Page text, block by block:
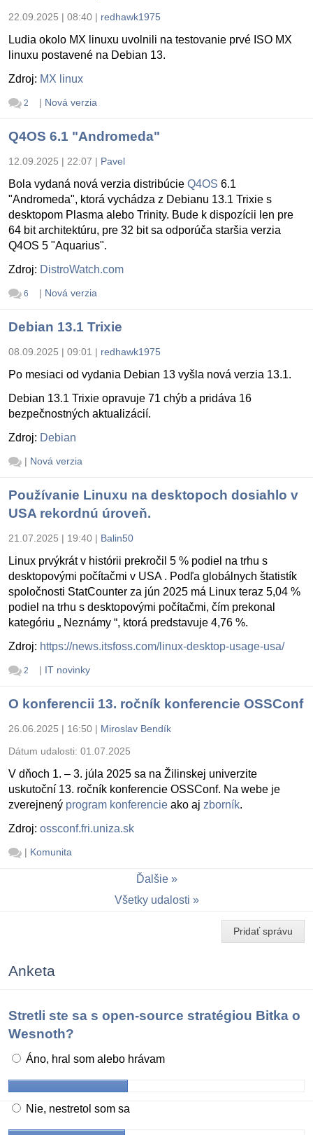
22.09.2025 | 08:40 | redhawk1975
Ludia okolo MX linuxu uvolnili na testovanie prvé ISO MX
linuxu postavené na Debian 13.
Zdroj: MX linux
2 | Nová verzia
Q4OS 6.1 "Andromeda"
12.09.2025 | 22:07 | Pavel
Bola vydaná nová verzia distribúcie Q4OS 6.1
"Andromeda", ktorá vychádza z Debianu 13.1 Trixie s
desktopom Plasma alebo Trinity. Bude k dispozícii len pre
64 bit architektúru, pre 32 bit sa odporúča staršia verzia
Q4OS 5 "Aquarius".
Zdroj: DistroWatch.com
6 | Nová verzia
Debian 13.1 Trixie
08.09.2025 | 09:01 | redhawk1975
Po mesiaci od vydania Debian 13 vyšla nová verzia 13.1.
Debian 13.1 Trixie opravuje 71 chýb a pridáva 16
bezpečnostných aktualizácií.
Zdroj: Debian
| Nová verzia
Používanie Linuxu na desktopoch dosiahlo v
USA rekordnú úroveň.
21.07.2025 | 19:40 | Balin50
Linux prvýkrát v histórii prekročil 5 % podiel na trhu s
desktopovými počítačmi v USA . Podľa globálnych štatistík
spoločnosti StatCounter za jún 2025 má Linux teraz 5,04 %
podiel na trhu s desktopovými počítačmi, čím prekonal
kategóriu „ Neznámy “, ktorá predstavuje 4,76 %.
Zdroj: https://news.itsfoss.com/linux-desktop-usage-usa/
2 | IT novinky
O konferencii 13. ročník konferencie OSSConf
26.06.2025 | 16:50 | Miroslav Bendík
Dátum udalosti: 01.07.2025
V dňoch 1. – 3. júla 2025 sa na Žilinskej univerzite
uskutoční 13. ročník konferencie OSSConf. Na webe je
zverejnený program konferencie ako aj zborník.
Zdroj: ossconf.fri.uniza.sk
| Komunita
Ďalšie
Všetky udalosti
Pridať správu
Anketa
Stretli ste sa s open-source stratégiou Bitka o
Wesnoth?
Áno, hral som alebo hrávam
Nie, nestretol som sa